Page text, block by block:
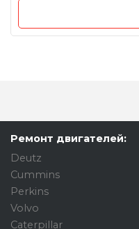
Ремонт двигателей:
Deutz
Cummins
Perkins
Volvo
Caterpillar